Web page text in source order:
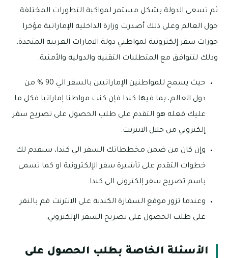
ثم تسعى الدولة بشكل مستمر لمواكبة التطورات المختلفة
حول العالم وعلى ذلك أصدرت وزارة الداخلية الإماراتية مؤخرا
جوزات سفر إلكترونية لمواطني دولة الامارات العربية المتحدة،
وذلك لتتوافق مع المتطلبات التقنية والدولية والأمنية.
حيث يسمح للمواطنين الإماراتيين بالسفر الي 90 % من
دول العالم، بما فيها كندا فإن كنت مواطنا إماراتيا فكل ما
عليك فعله هو التقدم على طلب الحصول على تصريح سفر
إلكتروني من خلال الانترنت.
وإن كان من ضمن مخططاتك السفر الي كندا، سنقدم لك
خطوات التقدم على تأشيرة سفر الإلكترونية او كما تسمى
باسم تصريح سفر إلكتروني الي كندا.
وعندما تزور موقع السفارة الكندية على الانترنت قم بالنقر
على طلب الحصول على تصريح السفر الإلكتروني.
الأسئلة الخاصة بطلب الحصول على